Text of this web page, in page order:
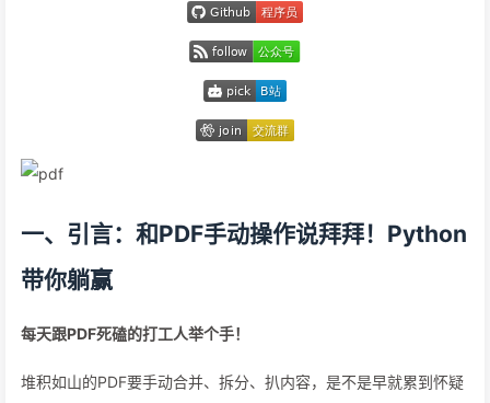
一、引言：和PDF手动操作说拜拜！Python
带你躺赢
每天跟PDF死磕的打工人举个手！
堆积如山的PDF要手动合并、拆分、扒内容，是不是早就累到怀疑